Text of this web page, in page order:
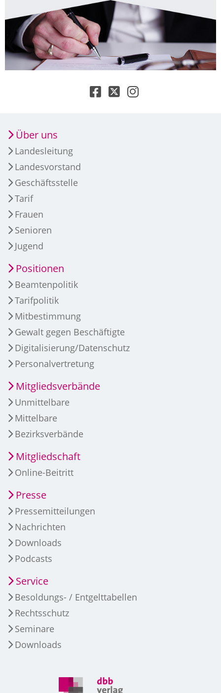
Über uns
Landesleitung
Landesvorstand
Geschäftsstelle
Tarif
Frauen
Senioren
Jugend
Positionen
Beamtenpolitik
Tarifpolitik
Mitbestimmung
Gewalt gegen Beschäftigte
Digitalisierung/Datenschutz
Personalvertretung
Mitgliedsverbände
Unmittelbare
Mittelbare
Bezirksverbände
Mitgliedschaft
Online-Beitritt
Presse
Pressemitteilungen
Nachrichten
Downloads
Podcasts
Service
Besoldungs- / Entgelttabellen
Rechtsschutz
Seminare
Downloads